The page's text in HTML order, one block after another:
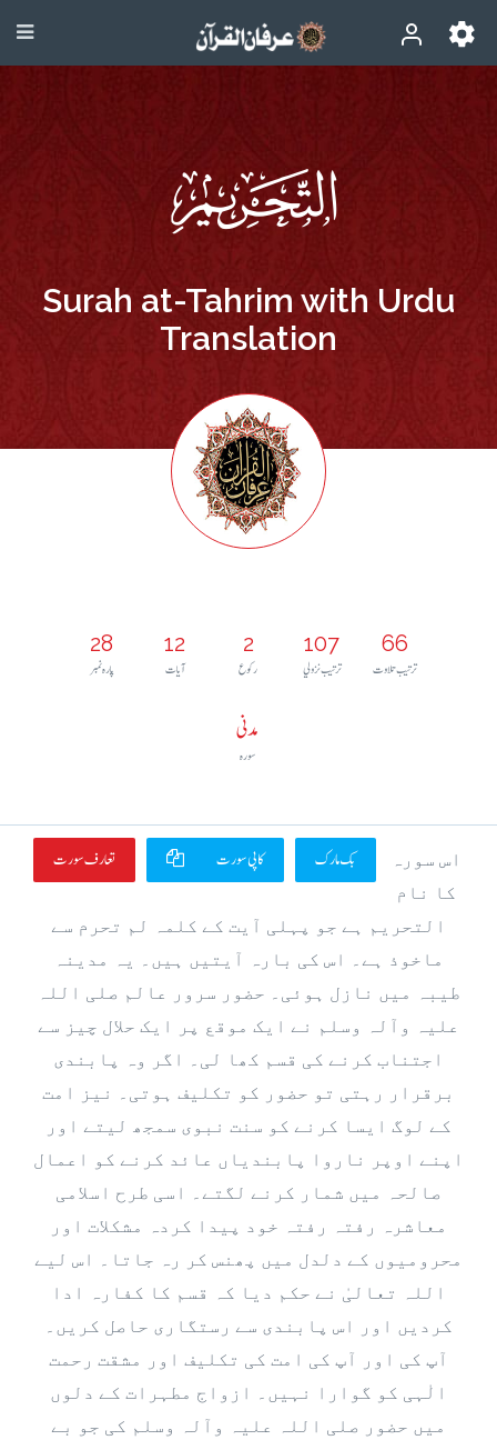
Surah at-Tahrim with Urdu
Translation
28
پارہ نمبر
12
آيات
2
رکوع
107
ترتيب نزولي
66
ترتيب تلاوت
مدنی
سورہ
تعارف سورت کاپی سورت بک مارک
اس سورہ
کا نام
التحریم ہے جو پہلی آیت کے کلمہ لم تحرم سے
ماخوذ ہے۔ اس کی بارہ آیتیں ہیں۔ یہ مدینہ
طیبہ میں نازل ہوئی۔ حضور سرور عالم صلی اللہ
علیہ وآلہ وسلم نے ایک موقع پر ایک حلال چیز سے
اجتناب کرنے کی قسم کھا لی۔ اگر وہ پابندی
برقرار رہتی تو حضور کو تکلیف ہوتی۔ نیز امت
کے لوگ ایسا کرنے کو سنت نبوی سمجھ لیتے اور
اپنے اوپر ناروا پابندیاں عائد کرنے کو اعمال
صالحہ میں شمار کرنے لگتے۔ اسی طرح اسلامی
معاشرہ رفتہ رفتہ خود پیدا کردہ مشکلات اور
محرومیوں کے دلدل میں پھنس کر رہ جاتا۔ اس لیے
اللہ تعالیٰ نے حکم دیا کہ قسم کا کفارہ ادا
کردیں اور اس پابندی سے رستگاری حاصل کریں۔
آپ کی اور آپ کی امت کی تکلیف اور مشقت رحمت
الٰہی کو گوارا نہیں۔ ازواج مطہرات کے دلوں
میں حضور صلی اللہ علیہ وآلہ وسلم کی جو بے